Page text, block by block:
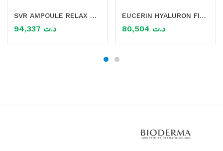
SVR AMPOULE RELAX NIGHT SERUM CONTOUR DES YEUX 15ML
د.ت
EUCERIN HYALURON FILLER 3 EFFECT SOIN CONTOUR DES YEUX 15ML
د.ت